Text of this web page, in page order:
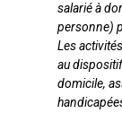
salarié à
personne)
Les
au
domicile,